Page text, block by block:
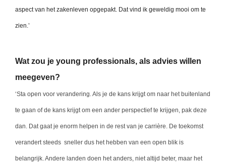
aspect van het zakenleven opgepakt. Dat vind ik geweldig mooi om te
zien.’
Wat zou je young professionals, als advies willen
meegeven?
‘Sta open voor verandering. Als je de kans krijgt om naar het buitenland
te gaan of de kans krijgt om een ander perspectief te krijgen, pak deze
dan. Dat gaat je enorm helpen in de rest van je carrière. De toekomst
verandert steeds sneller dus het hebben van een open blik is
belangrijk. Andere landen doen het anders, niet altijd beter, maar het